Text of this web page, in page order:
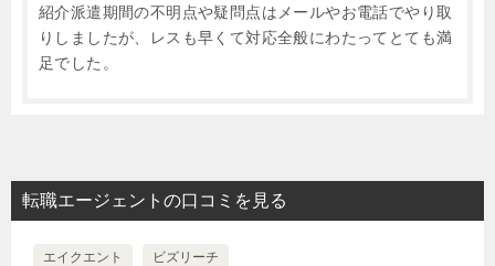
紹介派遣期間の不明点や疑問点はメールやお電話でやり取
りしましたが、レスも早くて対応全般にわたってとても満
足でした。
転職エージェントの口コミを見る
エイクエント ビズリーチ